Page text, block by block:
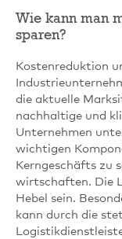
Wie kann man
sparen?
Kostenreduktion
die aktuelle
nachhaltige und
Unternehmen
wichtigen
Kerngeschäfts zu
wirtschaften. Die
Hebel sein.
kann durch die